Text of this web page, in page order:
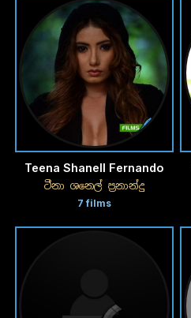
Teena Shanell Fernando
ටීනා ශනෙල් ප්‍රනාන්දු
7 films